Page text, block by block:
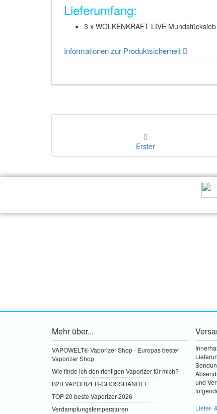
Lieferumfang:
3 x WOLKENKRAFT LIVE Mundstücksieb
Informationen zur Produktsicherheit
Erster
Mehr über...
VAPOWELT® Vaporizer Shop - Europas bester
Vaporizer Shop
Wie finde ich den richtigen Vaporizer für mich?
B2B VAPORIZER-GROSSHANDEL
TOP 20 beste Vaporizer 2026
Verdampfungstemperaturen
und
Liefer-